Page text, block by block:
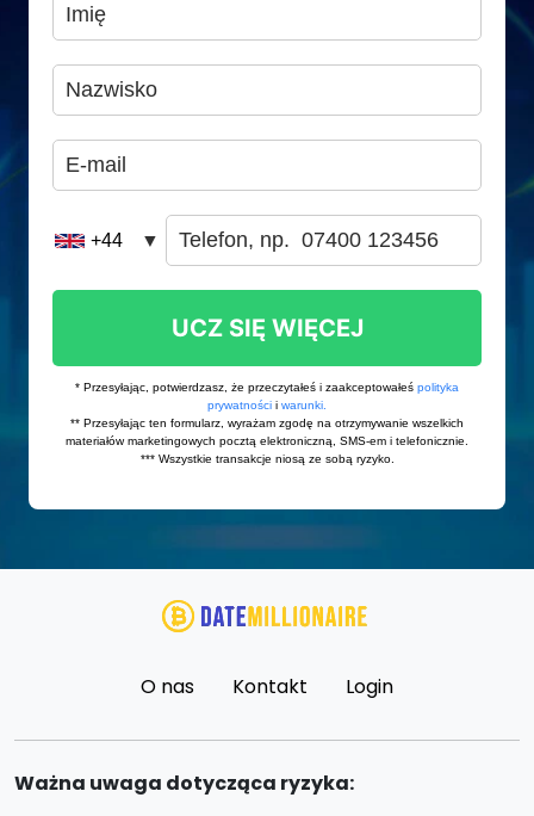
O nas Kontakt Login
Ważna uwaga dotycząca ryzyka: